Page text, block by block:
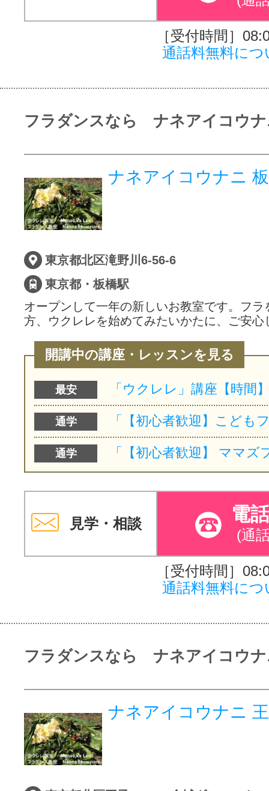
［受付時間］
通話料無料につ
フラダンスなら ナネアイコウ
ナネアイコウナニ
東京都北区滝野川6-56-6
東京都・板橋駅
オープンして一年の新しいお教室です。フラ
方、ウクレレを始めてみたいかたに、ご安
開講中の講座・レッスンを見る
最安
通学
通学
見学・相談 電
(通
［受付時間］
通話料無料につ
フラダンスなら ナネアイコウ
ナネアイコウナニ